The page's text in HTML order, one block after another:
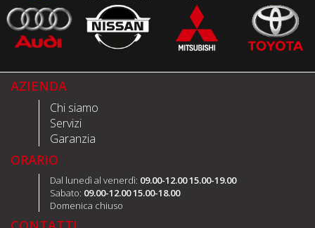
AZIENDA
Chi siamo
Servizi
Garanzia
ORARIO
Dal lunedì al venerdì: 09.00-12.00 15.00-19.00
Sabato: 09.00-12.00 15.00-18.00
Domenica chiuso